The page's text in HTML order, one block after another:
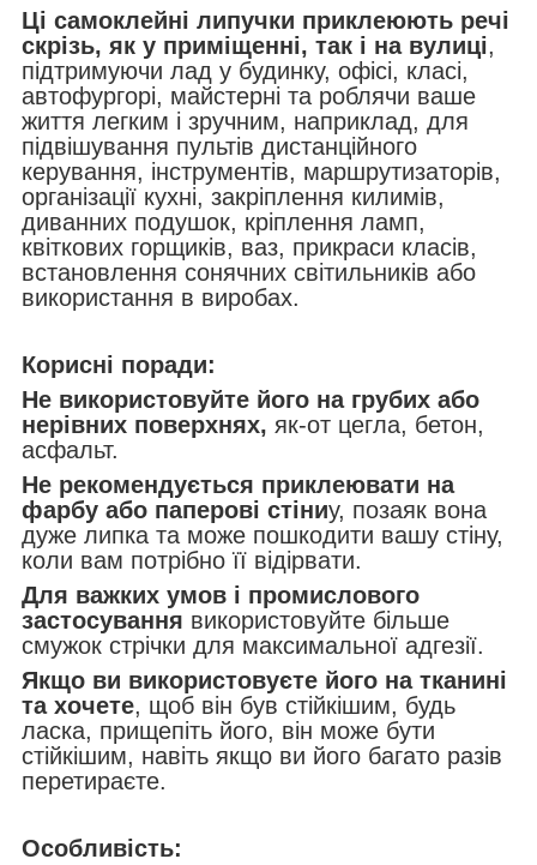
Ці самоклейні липучки приклеюють речі
скрізь, як у приміщенні, так і на вулиці,
підтримуючи лад у будинку, офісі, класі,
автофургорі, майстерні та роблячи ваше
життя легким і зручним, наприклад, для
підвішування пультів дистанційного
керування, інструментів, маршрутизаторів,
організації кухні, закріплення килимів,
диванних подушок, кріплення ламп,
квіткових горщиків, ваз, прикраси класів,
встановлення сонячних світильників або
використання в виробах.
Корисні поради:
Не використовуйте його на грубих або
нерівних поверхнях, як-от цегла, бетон,
асфальт.
Не рекомендується приклеювати на
фарбу або паперові стіниу, позаяк вона
дуже липка та може пошкодити вашу стіну,
коли вам потрібно її відірвати.
Для важких умов і промислового
застосування використовуйте більше
смужок стрічки для максимальної адгезії.
Якщо ви використовуєте його на тканині
та хочете, щоб він був стійкішим, будь
ласка, прищепіть його, він може бути
стійкішим, навіть якщо ви його багато разів
перетираєте.
Особливість: